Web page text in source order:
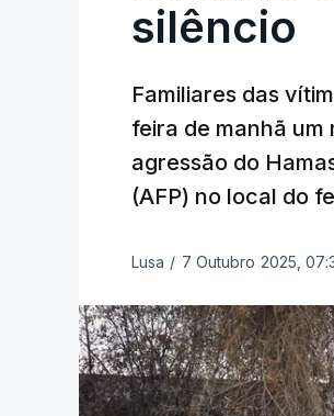
silêncio
Familiares das
feira de manhã um
agressão do
(AFP) no local do
Lusa / 7 Outubro 2025,